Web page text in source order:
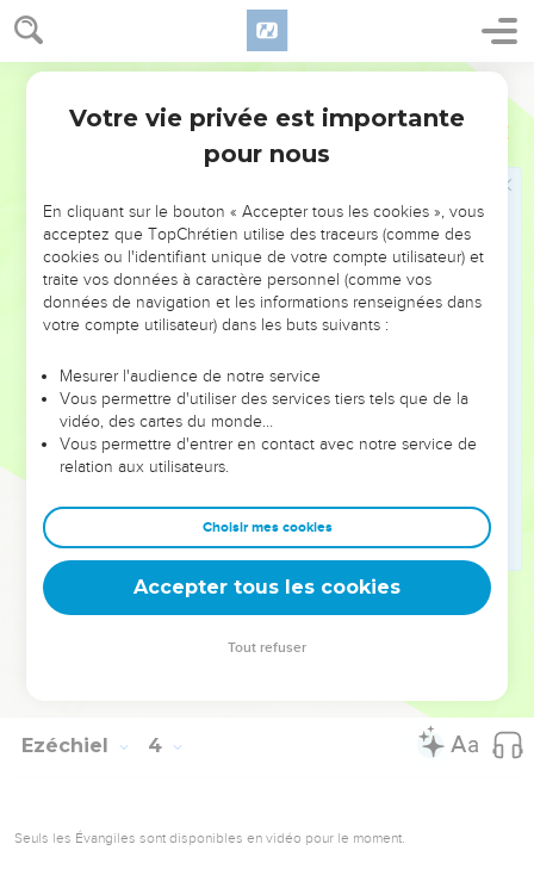
Ezéchiel 3
Si au contraire tu avertis le juste pour qu’il ne commette
pas de péché, et qu'il ne pèche pas, il restera en vie parce
qu'il s'est laissé avertir et toi, tu auras délivré ton âme. »
Dieu impose un temps de silence à Ézékiel
Là encore la main de l'Eternel reposait sur moi. Il m’a dit :
« Lève-toi, sors dans la vallée et là-bas je te parlerai. »
Je me suis levé et je suis sorti dans la vallée. Et voici que
la gloire de l'Eternel se tenait là, telle que je l'avais vue près
du fleuve Kebar. Alors je suis tombé le visage contre terre.
L'Esprit est entré en moi et m’a mis debout sur mes pieds.
Fils de l’homme, on mettra sur toi des cordes, avec
lesquelles on t’attachera afin que tu ne puisses pas aller au
milieu d'eux.
26
ne puisses pas leur adresser de reproches, car c'est une
communauté de rebelles.
Cependant, quand je te parlerai, j'ouvrirai ta bouche pour
que tu leur dises : ‘Voici ce que dit le Seigneur,
l'Eternel.’Que celui qui voudra écouter écoute, et que celui
Ezéchiel 4
Seuls les Évangiles sont disponibles en vidéo pour le moment.
Votre vie privée est importante
pour nous
En cliquant sur le bouton « Accepter tous les cookies », vous
acceptez que TopChrétien utilise des traceurs (comme des
cookies ou l'identifiant unique de votre compte utilisateur) et
traite vos données à caractère personnel (comme vos
données de navigation et les informations renseignées dans
votre compte utilisateur) dans les buts suivants :
Mesurer l'audience de notre service
Vous permettre d'utiliser des services tiers tels que de la
vidéo, des cartes du monde…
Vous permettre d'entrer en contact avec notre service de
relation aux utilisateurs.
Choisir mes cookies
Accepter tous les cookies
Tout refuser